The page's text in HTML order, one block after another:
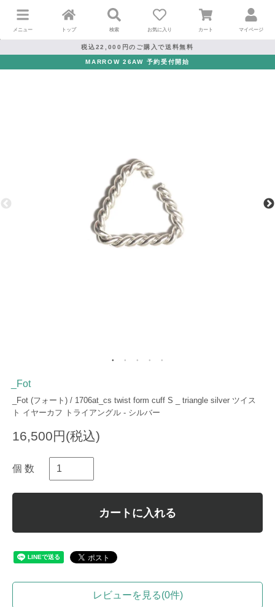
メニュー トップ 検索 お気に入り カート マイページ
税込22,000円のご購入で送料無料
MARROW 26AW 予約受付開始
_Fot
_Fot (フォート) / 1706at_cs twist form cuff S _ triangle silver ツイス
ト イヤーカフ トライアングル - シルバー
16,500円(税込)
個 数
カートに入れる
レビューを見る(0件)